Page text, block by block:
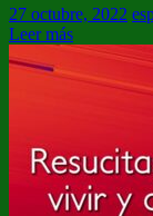
27 octubre, 2022
Leer más